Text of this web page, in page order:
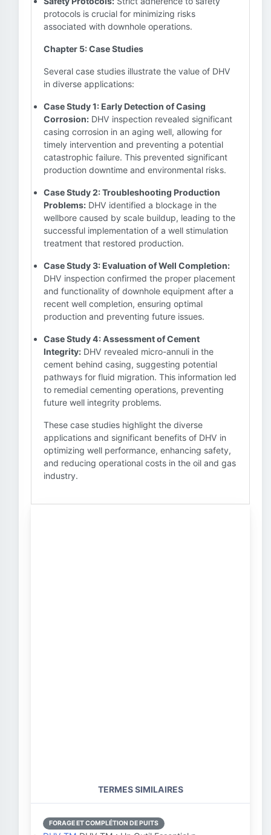
protocols is crucial for minimizing risks
associated with downhole operations.
Chapter 5: Case Studies
Several case studies illustrate the value of DHV
in diverse applications:
Case Study 1: Early Detection of Casing
Corrosion: DHV inspection revealed significant
casing corrosion in an aging well, allowing for
timely intervention and preventing a potential
catastrophic failure. This prevented significant
production downtime and environmental risks.
Case Study 2: Troubleshooting Production
Problems: DHV identified a blockage in the
wellbore caused by scale buildup, leading to the
successful implementation of a well stimulation
treatment that restored production.
Case Study 3: Evaluation of Well Completion:
DHV inspection confirmed the proper placement
and functionality of downhole equipment after a
recent well completion, ensuring optimal
production and preventing future issues.
Case Study 4: Assessment of Cement
Integrity: DHV revealed micro-annuli in the
cement behind casing, suggesting potential
pathways for fluid migration. This information led
to remedial cementing operations, preventing
future well integrity problems.
These case studies highlight the diverse
applications and significant benefits of DHV in
optimizing well performance, enhancing safety,
and reducing operational costs in the oil and gas
industry.
TERMES SIMILAIRES
FORAGE ET COMPLÉTION DE PUITS